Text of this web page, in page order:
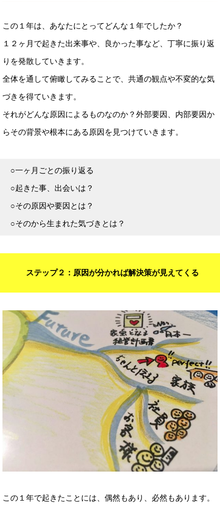
この１年は、あなたにとってどんな１年でしたか？
１２ヶ月で起きた出来事や、良かった事など、丁寧に振り返
りを発散していきます。
全体を通して俯瞰してみることで、共通の観点や不変的な気
づきを得ていきます。
それがどんな原因によるものなのか？外部要因、内部要因か
らその背景や根本にある原因を見つけていきます。
○一ヶ月ごとの振り返る
○起きた事、出会いは？
○その原因や要因とは？
○そのから生まれた気づきとは？
ステップ２：原因が分かれば解決策が見えてくる
この１年で起きたことには、偶然もあり、必然もあります。